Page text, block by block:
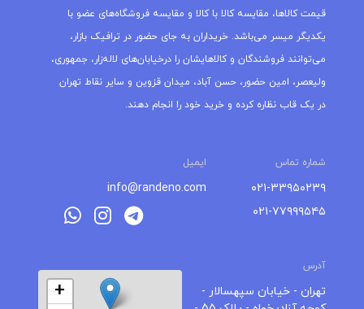
قیمت کالاها، مقایسه کالا با کالا و مقایسه فروشگاه‌های عضو با
یکدیگر میسر می‌باشد. خریداران به جای حضور در ترافیک بازار،
می‌توانند فروشندگان و کالاهایشان را درخیابان‌های لاله‌زار، جمهوری،
ولیعصر، امین حضور، حسن آباد، میدان قزوین و سایر نقاط تهران
در یک قاب نظاره کرده و خرید خود را انجام دهند.
شماره تماس ایمیل
۰۲۱-۳۳۹۵۰۲۳۹
۰۲۱-۷۷۹۹۹۵۴۵
info@randeno.com
آدرس
تهران - خیابان سپهسالار -
+